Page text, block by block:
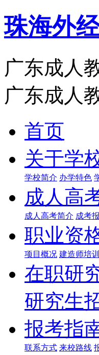
珠海外
广东成人
广东成人
首页
关于学
学校简介 办学特色
成人高
成人高考简介 成考
职业资
项目概况 建造师培训
在职研
研究生
报考指
联系方式 来校路线